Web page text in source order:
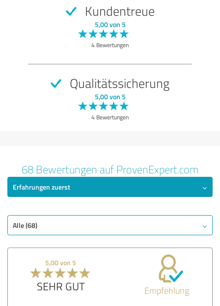
Kundentreue
5,00 von 5
4 Bewertungen
Qualitätssicherung
5,00 von 5
4 Bewertungen
68 Bewertungen auf ProvenExpert.com
Erfahrungen zuerst
Alle (68)
5,00 von 5
SEHR GUT Empfehlung